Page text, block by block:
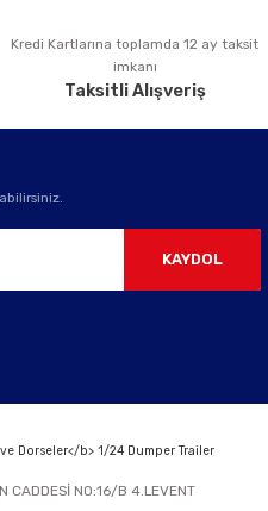
Kredi Kartlarına toplamda 12 ay taksit
imkanı
Taksitli Alışveriş
KAYDOL
CADDESİ NO:16/B 4.LEVENT